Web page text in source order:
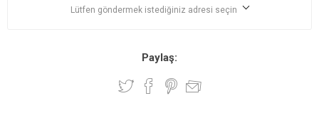
Lütfen göndermek istediğiniz adresi seçin
Paylaş: